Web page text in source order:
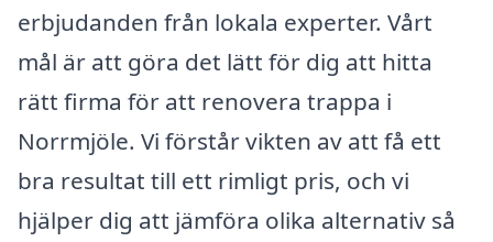
erbjudanden från lokala experter. Vårt
mål är att göra det lätt för dig att hitta
rätt firma för att renovera trappa i
Norrmjöle. Vi förstår vikten av att få ett
bra resultat till ett rimligt pris, och vi
hjälper dig att jämföra olika alternativ så